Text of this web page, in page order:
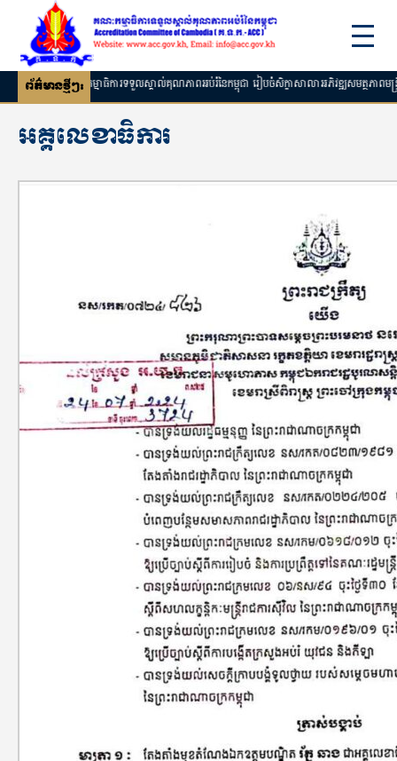
ព័ត៌មានថ្មីៗ:
គណៈកម្មាធិការទទួលស្គាល់គុណភាពអប់រំនៃកម្ពុជា រៀបចំសិក្ខាសាលាអភិវឌ្ឍសមត្ថភាពមន្ត្រី
អគ្គលេខាធិការ